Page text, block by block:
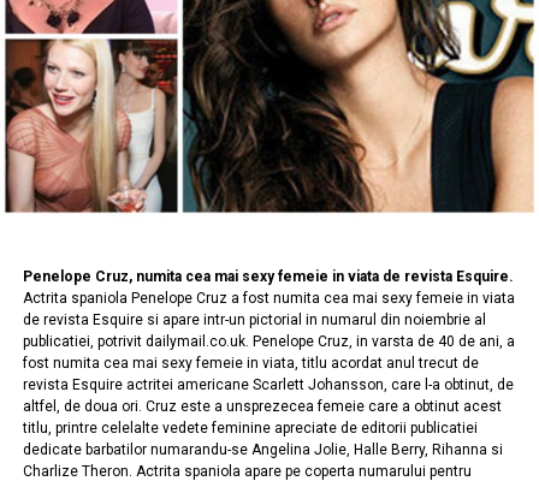
Penelope Cruz, numita cea mai sexy femeie in viata de revista Esquire.
Actrita spaniola Penelope Cruz a fost numita cea mai sexy femeie in viata
de revista Esquire si apare intr-un pictorial in numarul din noiembrie al
publicatiei, potrivit dailymail.co.uk. Penelope Cruz, in varsta de 40 de ani, a
fost numita cea mai sexy femeie in viata, titlu acordat anul trecut de
revista Esquire actritei americane Scarlett Johansson, care l-a obtinut, de
altfel, de doua ori. Cruz este a unsprezecea femeie care a obtinut acest
titlu, printre celelalte vedete feminine apreciate de editorii publicatiei
dedicate barbatilor numarandu-se Angelina Jolie, Halle Berry, Rihanna si
Charlize Theron. Actrita spaniola apare pe coperta numarului pentru